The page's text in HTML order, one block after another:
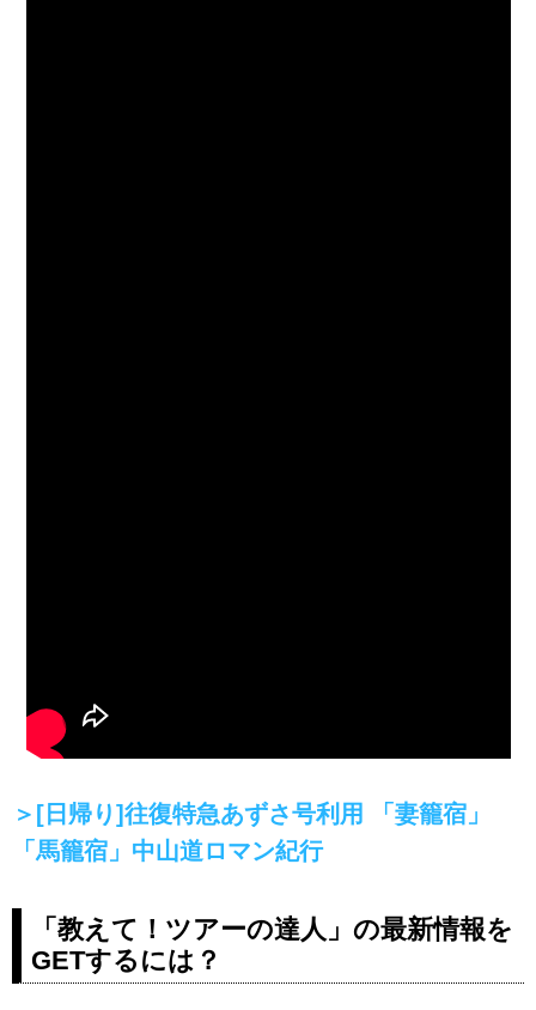
＞[日帰り]往復特急あずさ号利用 「妻籠宿」
「馬籠宿」中山道ロマン紀行
「教えて！ツアーの達人」の最新情報を
GETするには？